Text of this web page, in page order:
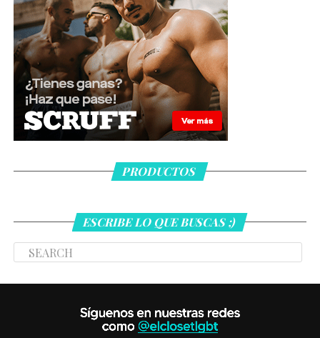
PRODUCTOS
ESCRIBE LO QUE BUSCAS ;)